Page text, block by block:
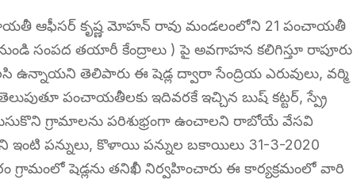
ఆఫీసర్ కృష్ణ మోహన్ రావు మండలంలోని 21 పంచాయతీ
సంపద తయారీ కేంద్రాలు ) పై అవగాహన కలిగిస్తూ రాపూరు
ఉన్నాయని తెలిపారు ఈ షెడ్ల ద్వారా సేంద్రియ ఎరువులు, వర్మి
పంచాయతీలకు ఇదివరకే ఇచ్చిన బుష్ కట్టర్, స్ప్రే
గ్రామాలను పరిశుభ్రంగా ఉంచాలని రాబోయే వేసవి
పన్నులు, కొళాయి పన్నుల బకాయిలు 31-3-2020
షెడ్లను తనిఖీ నిర్వహించారు ఈ కార్యక్రమంలో వారి